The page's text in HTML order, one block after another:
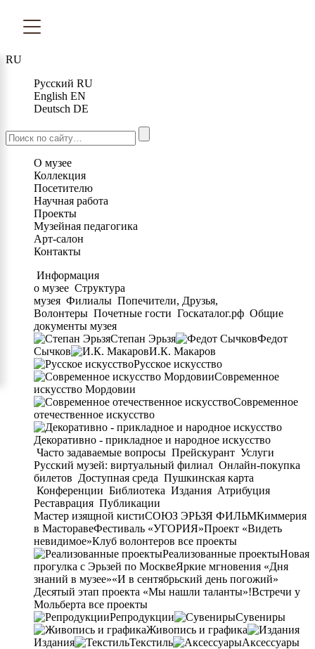
RU
Русский RU
English EN
Deutsch DE
О музее
Коллекция
Посетителю
Научная работа
Проекты
Музейная педагогика
Арт-салон
Контакты
Информация
о музее Структура
музея Филиалы Попечители, Друзья,
Волонтеры Почетные гости Госкаталог.рф Общие
документы музея
Степан Эрьзя
Федот
Сычков
И.К. Макаров
Русское искусство
Современное
искусство Мордовии
Современное
отечественное искусство
Декоративно - прикладное и народное искусство
Часто задаваемые вопросы Прейскурант Услуги
Русский музей: виртуальный филиал Онлайн-покупка
билетов Доступная среда Пушкинская карта
Конференции Библиотека Издания Атрибуция
Реставрация Публикации
Мастер изящной кистиСОЮЗ ЭРЬЗЯ ФИЛЬМКиммерия
в МасторавеФестиваль «УГОРИЯ»Проект «Видеть
невидимое»Клуб волонтеров все проекты
Реализованные проектыНовая
прогулка с Эрьзей по МосквеЯркие мгновения «Дня
знаний в музее»«И в сентябрьский день погожий»
Десятый этап проекта «Мы нашли таланты»!Встречи у
Мольберта все проекты
Репродукции
Сувениры
Живопись и графика
Издания
Текстиль Аксессуары